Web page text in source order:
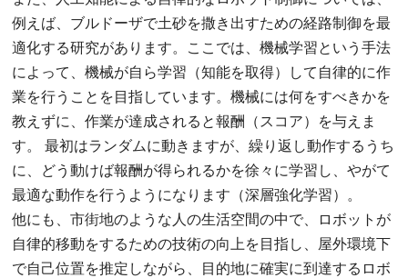
例えば、ブルドーザで土砂を撒き出すための経路制御を最
適化する研究があります。ここでは、機械学習という手法
によって、機械が自ら学習（知能を取得）して自律的に作
業を行うことを目指しています。機械には何をすべきかを
教えずに、作業が達成されると報酬（スコア）を与えま
す。 最初はランダムに動きますが、繰り返し動作するうち
に、どう動けば報酬が得られるかを徐々に学習し、やがて
最適な動作を行うようになります（深層強化学習）。
他にも、市街地のような人の生活空間の中で、ロボットが
自律的移動をするための技術の向上を目指し、屋外環境下
で自己位置を推定しながら、目的地に確実に到達するロボ